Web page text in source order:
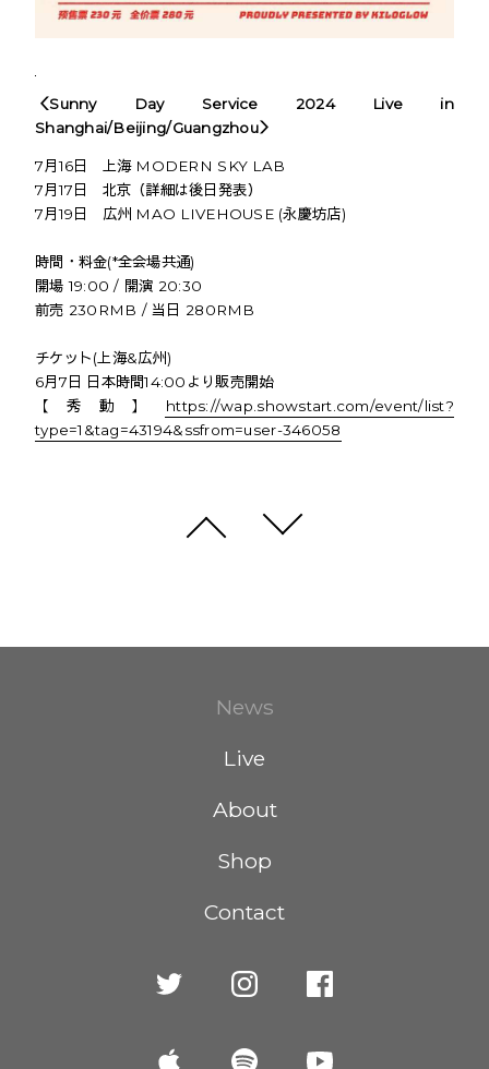
＜Sunny Day Service 2024 Live in
Shanghai/Beijing/Guangzhou＞
7月16日 上海 MODERN SKY LAB
7月17日 北京（詳細は後日発表）
7月19日 広州 MAO LIVEHOUSE (永慶坊店)
時間・料金(*全会場共通)
開場 19:00 / 開演 20:30
前売 230RMB / 当日 280RMB
チケット(上海&広州)
6月7日 日本時間14:00より販売開始
【秀動】
https://wap.showstart.com/event/list?
type=1&tag=43194&ssfrom=user-346058
News
Live
About
Shop
Contact